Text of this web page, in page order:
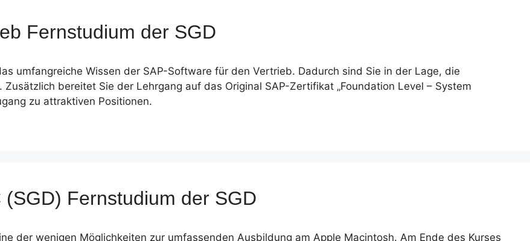
Fernstudium der SGD
umfangreiche Wissen der SAP-Software für den Vertrieb. Dadurch sind Sie in der Lage, die
bereitet Sie der Lehrgang auf das Original SAP-Zertifikat „Foundation Level – System
zu attraktiven Positionen.
Fernstudium der SGD
der wenigen Möglichkeiten zur umfassenden Ausbildung am Apple Macintosh. Am Ende des Kurses